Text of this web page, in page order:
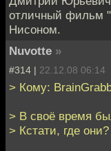
отличный фильм
Нисоном.
Nuvotte »
#314 | 22.12.08 06:14
> Кому:
> В своё время
> Кстати, где они?